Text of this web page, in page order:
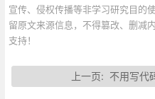
宣传、侵权传播等非学习研究目的
留原文来源信息，不得篡改、删减
支持！
上一页: 不用写代